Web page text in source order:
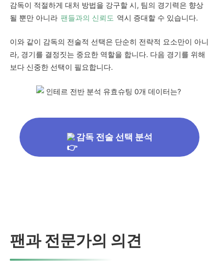
감독이 적절하게 대처 방법을 강구할 시, 팀의 경기력은 향상
될 뿐만 아니라 팬들과의 신뢰도 역시 증대할 수 있습니다.
이와 같이 감독의 전술적 선택은 단순히 전략적 요소만이 아니
라, 경기를 결정짓는 중요한 역할을 합니다. 다음 경기를 위해
보다 신중한 선택이 필요합니다.
감독 전술 선택 분석
팬과 전문가의 의견